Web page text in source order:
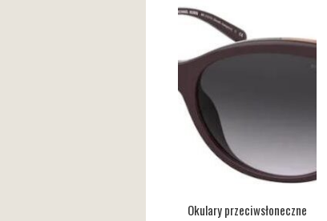
Okulary przeciwsłoneczne